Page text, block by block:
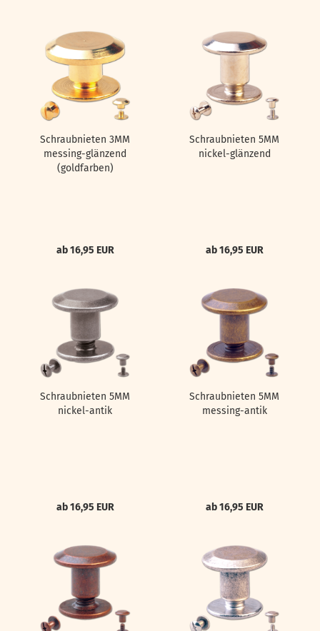
Schraubnieten 3MM
messing-glänzend
(goldfarben)
ab 16,95 EUR
Schraubnieten 5MM
nickel-glänzend
ab 16,95 EUR
Schraubnieten 5MM
nickel-antik
ab 16,95 EUR
Schraubnieten 5MM
messing-antik
ab 16,95 EUR